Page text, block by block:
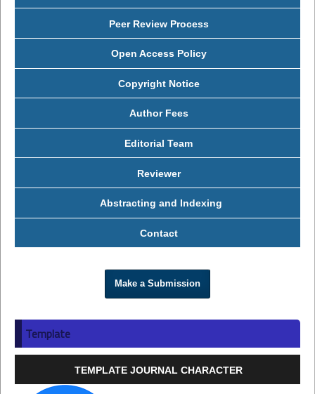
Peer Review Process
Open Access Policy
Copyright Notice
Author Fees
Editorial Team
Reviewer
Abstracting and Indexing
Contact
Make a Submission
Template
TEMPLATE JOURNAL CHARACTER